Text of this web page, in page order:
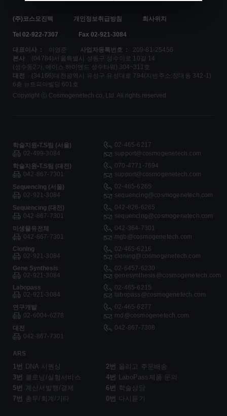
(주)코스모진텍 개인정보취급방침 회사위치
Tel 02-922-7307 Fax 02-921-3084
대표이사 : 이영준 사업자등록번호 :
209-81-25456
본사
(04784)서울특별시 성동구 성수이로 10길 14
(성수동2가, 에이스 하이엔드 성수타워) 304~311호
대전
(34166)대전광역시 유성구 유성대로 794(지번주소:장대동 342-1)
6층 뉴토피아빌딩 601호
Copyright ⓒ Cosmogenetech co, Ltd. All rights reserved
학술지원▪T.S팀 (서울)
02-465-6217
02-499-3084
support@cosmogenetech.com
학술지원▪T.S팀 (대전)
070-4771-7694
042-867-7301
support@cosmogenetech.com
Sequencing (서울)
02-465-6265
02-921-3084
sequencing@cosmogenetech.com
Sequencing (대전)
042-826-6265
042-867-7301
sequencing@cosmogenetech.com
미생물유전체
042-364-7301
042-867-7301
mgb@cosmogenetech.com
Cloning
02-465-6216
02-921-3084
cloning@cosmogenetech.com
Gene Synthesis
02-6457-6230
02-921-3084
genesynthesis@cosmogenetech.com
Labopass
02-465-6215
02-921-3084
labopass@cosmogenetech.com
연구개발
02-465-6277
02-6004-6278
rnd@cosmogenetech.com
대전
042-867-7308
042-867-7301
ARS
1번 DNA 시퀀싱 2번
올리고 주문배송
3번 클로닝/실험서비스 4번
LaboPass제품 문의
5번 계산서발행/결제 6번 학술상담
7번 총무/회계/기타 0번 다시듣기